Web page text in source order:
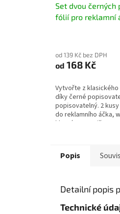
Set dvou černých
fólií pro reklamní
od 139 Kč bez DPH
od 168 Kč
Vytvořte z
díky černé
popisovatelný. 2
do reklamního áčka,
klaprámu. Popište...
Popis
Detailní popis
Technické